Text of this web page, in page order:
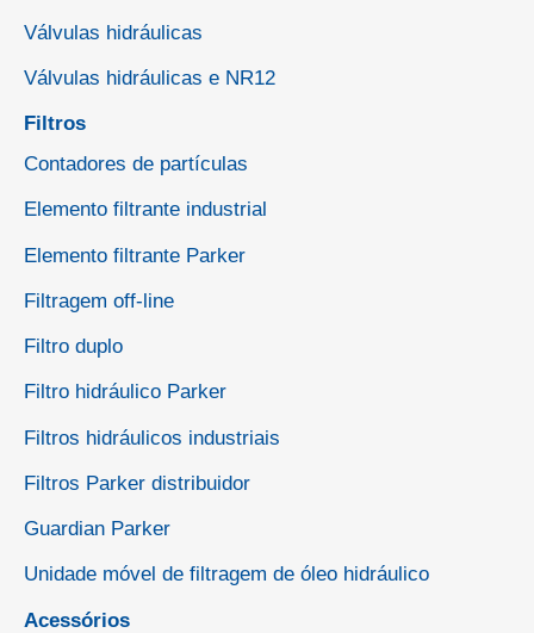
Válvulas hidráulicas
Válvulas hidráulicas e NR12
Filtros
Contadores de partículas
Elemento filtrante industrial
Elemento filtrante Parker
Filtragem off-line
Filtro duplo
Filtro hidráulico Parker
Filtros hidráulicos industriais
Filtros Parker distribuidor
Guardian Parker
Unidade móvel de filtragem de óleo hidráulico
Acessórios